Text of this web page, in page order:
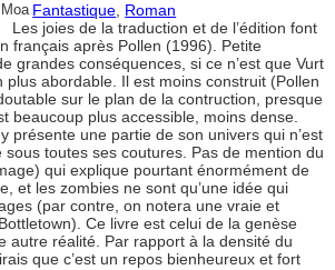
Fantastique, Roman
Les joies de la traduction et de l’édition font
français après Pollen (1996). Petite
grandes conséquences, si ce n’est que Vurt
plus abordable. Il est moins construit (Pollen
sur le plan de la contruction, presque
beaucoup plus accessible, moins dense.
présente une partie de son univers qui n’est
sous toutes ses coutures. Pas de mention du
qui explique pourtant énormément de
et les zombies ne sont qu’une idée qui
(par contre, on notera une vraie et
Ce livre est celui de la genèse
autre réalité. Par rapport à la densité du
que c’est un repos bienheureux et fort